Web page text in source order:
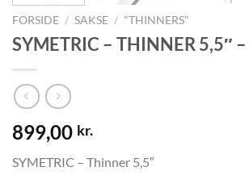
FORSIDE / SAKSE / "THINNERS"
SYMETRIC – THINNER 5,5″
899,00 kr.
SYMETRIC – Thinner 5,5″